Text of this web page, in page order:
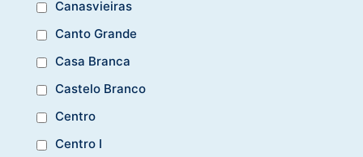
Canasvieiras
Canto Grande
Casa Branca
Castelo Branco
Centro
Centro I